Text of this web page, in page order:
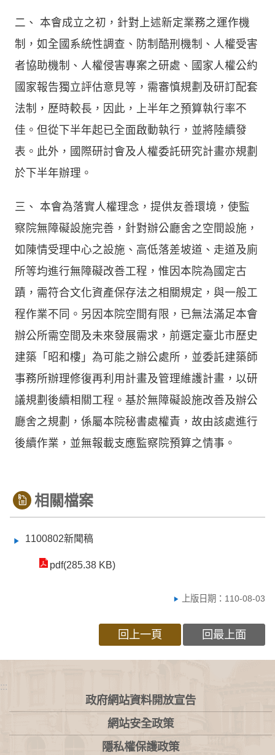
二、 本會成立之初，針對上述新定業務之運作機
制，如全國系統性調查、防制酷刑機制、人權受害
者協助機制、人權侵害專案之研處、國家人權公約
國家報告獨立評估意見等，需審慎規劃及研訂配套
法制，歷時較長，因此，上半年之預算執行率不
佳。但從下半年起已全面啟動執行，並將陸續發
表。此外，國際研討會及人權委託研究計畫亦規劃
於下半年辦理。
三、 本會為落實人權理念，提供友善環境，使監
察院無障礙設施完善，針對辦公廳舍之空間設施，
如陳情受理中心之設施、高低落差坡道、走道及廁
所等均進行無障礙改善工程，惟因本院為國定古
蹟，需符合文化資產保存法之相關規定，與一般工
程作業不同。另因本院空間有限，已無法滿足本會
辦公所需空間及未來發展需求，前選定臺北市歷史
建築「昭和樓」為可能之辦公處所，並委託建築師
事務所辦理修復再利用計畫及管理維護計畫，以研
議規劃後續相關工程。基於無障礙設施改善及辦公
廳舍之規劃，係屬本院秘書處權責，故由該處進行
後續作業，並無報載支應監察院預算之情事。
相關檔案
1100802新聞稿
pdf(285.38 KB)
上版日期：110-08-03
回上一頁 回最上面
:::
政府網站資料開放宣告
網站安全政策
隱私權保護政策